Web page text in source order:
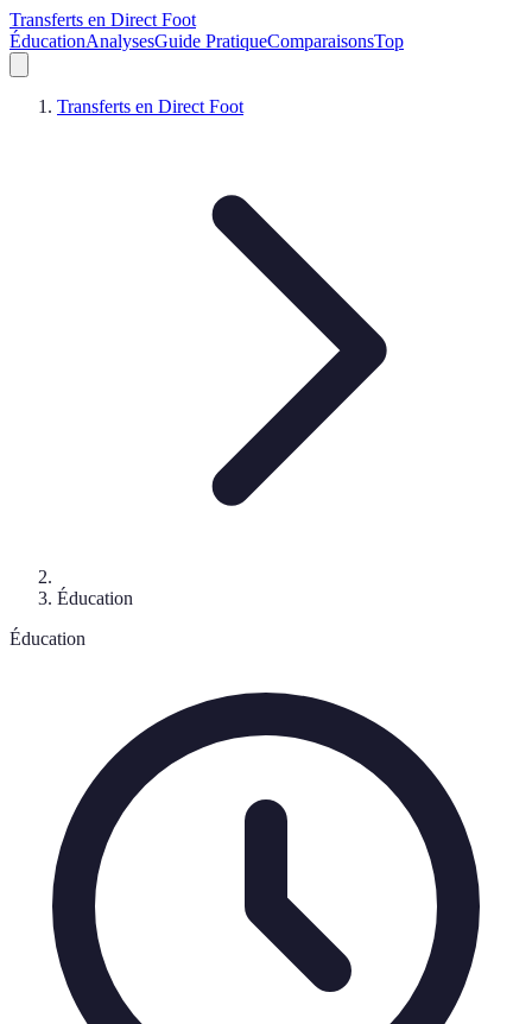
Transferts en Direct Foot
ÉducationAnalysesGuide PratiqueComparaisonsTop
Transferts en Direct Foot
Éducation
Éducation